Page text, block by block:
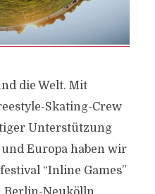
die Welt. Mit
Skating-Crew
Unterstützung
Europa haben wir
“Inline Games”